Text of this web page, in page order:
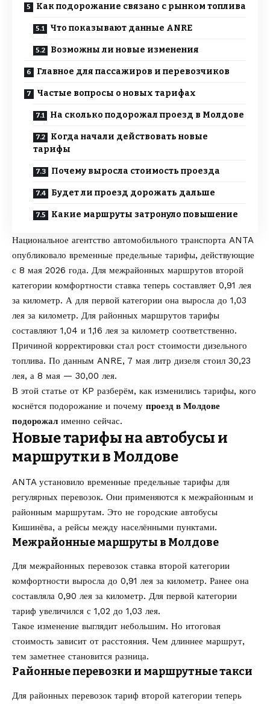
Как подорожание связано с рынком топлива
Что показывают данные ANRE
Возможны ли новые изменения
Главное для пассажиров и перевозчиков
Частые вопросы о новых тарифах
На сколько подорожал проезд в Молдове
Когда начали действовать новые
тарифы
Почему выросла стоимость проезда
Будет ли проезд дорожать дальше
Какие маршруты затронуло повышение
Национальное агентство автомобильного транспорта ANTA
опубликовало временные предельные тарифы, действующие
с 8 мая 2026 года. Для межрайонных маршрутов второй
категории комфортности ставка теперь составляет 0,91 лея
за километр. А для первой категории она выросла до 1,03
лея за километр. Для районных маршрутов тарифы
составляют 1,04 и 1,16 лея за километр соответственно.
Причиной корректировки стал рост стоимости дизельного
топлива. По данным ANRE, 7 мая литр дизеля стоил 30,23
лея, а 8 мая — 30,00 лея.
В этой статье от KP разберём, как изменились тарифы, кого
коснётся подорожание и почему проезд в Молдове
подорожал именно сейчас.
Новые тарифы на автобусы и
маршрутки в Молдове
ANTA установило временные предельные тарифы для
регулярных перевозок. Они применяются к межрайонным и
районным маршрутам. Это не городские автобусы
Кишинёва, а рейсы между населёнными пунктами.
Межрайонные маршруты в Молдове
Для межрайонных перевозок ставка второй категории
комфортности выросла до 0,91 лея за километр. Ранее она
составляла 0,90 лея за километр. Для первой категории
тариф увеличился с 1,02 до 1,03 лея.
Такое изменение выглядит небольшим. Но итоговая
стоимость зависит от расстояния. Чем длиннее маршрут,
тем заметнее становится разница.
Районные перевозки и маршрутные такси
Для районных перевозок тариф второй категории теперь